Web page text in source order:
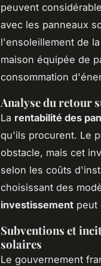
peuvent
avec les panneaux
l'ensoleillement de
maison équipée de
consommation
Analyse du retour
La rentabilité des
qu'ils procurent. Le
obstacle, mais cet
selon les coûts
choisissant des
investissement peut
Subventions et
solaires
Le gouvernement